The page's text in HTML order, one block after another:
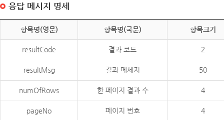
응답 메시지 명세
항목명(영문) 항목명(국문) 항목크기
resultCode 결과 코드 2
resultMsg 결과 메세지 50
numOfRows 한 페이지 결과 수 4
pageNo 페이지 번호 4